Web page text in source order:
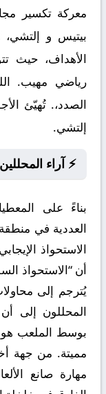
معركة تكسير
بيتيس و
الأهداف، حيث
رياضي مهيب.
الصدد،. تُهيّئ
إلتشي.
⚡ آراء
بناءً على
العددية في
الاستحواذ
أن “الاستحواذ
يُترجم إلى
المحللون إلى
بوسط الملعب
مميتة. من جهة
مهارة صانع